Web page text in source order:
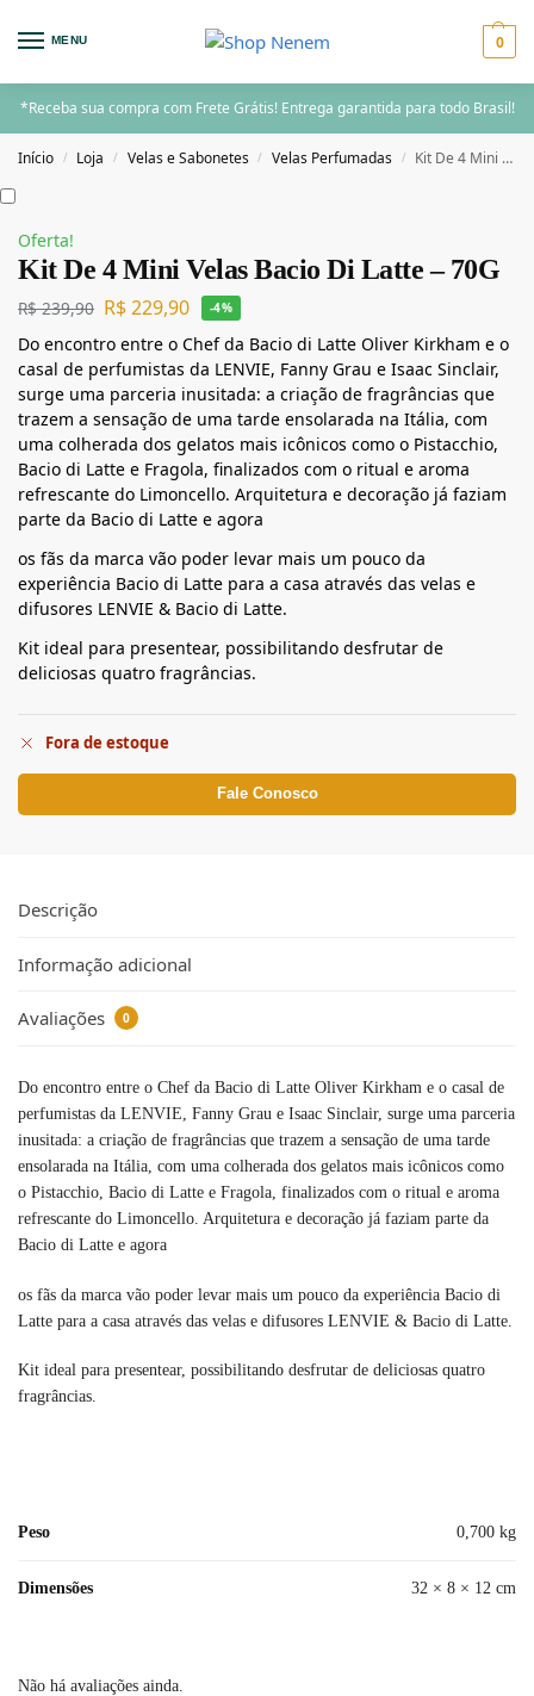
MENU 0
*Receba sua compra com Frete Grátis! Entrega garantida para todo Brasil!
Início / Loja / Velas e Sabonetes / Velas Perfumadas / Kit De 4 Mini Velas Bacio Di Latte – 70G
Oferta!
Kit De 4 Mini Velas Bacio Di Latte – 70G
R$239,90 R$229,90 -4%
Do encontro entre o Chef da Bacio di Latte Oliver Kirkham e o
casal de perfumistas da LENVIE, Fanny Grau e Isaac Sinclair,
surge uma parceria inusitada: a criação de fragrâncias que
trazem a sensação de uma tarde ensolarada na Itália, com
uma colherada dos gelatos mais icônicos como o Pistacchio,
Bacio di Latte e Fragola, finalizados com o ritual e aroma
refrescante do Limoncello. Arquitetura e decoração já faziam
parte da Bacio di Latte e agora
os fãs da marca vão poder levar mais um pouco da
experiência Bacio di Latte para a casa através das velas e
difusores LENVIE & Bacio di Latte.
Kit ideal para presentear, possibilitando desfrutar de
deliciosas quatro fragrâncias.
Fora de estoque
Fale Conosco
Descrição
Informação adicional
Avaliações 0
Do encontro entre o Chef da Bacio di Latte Oliver Kirkham e o casal de
perfumistas da LENVIE, Fanny Grau e Isaac Sinclair, surge uma parceria
inusitada: a criação de fragrâncias que trazem a sensação de uma tarde
ensolarada na Itália, com uma colherada dos gelatos mais icônicos como
o Pistacchio, Bacio di Latte e Fragola, finalizados com o ritual e aroma
refrescante do Limoncello. Arquitetura e decoração já faziam parte da
Bacio di Latte e agora
os fãs da marca vão poder levar mais um pouco da experiência Bacio di
Latte para a casa através das velas e difusores LENVIE & Bacio di Latte.
Kit ideal para presentear, possibilitando desfrutar de deliciosas quatro
fragrâncias.
Peso 0,700 kg
Dimensões 32 × 8 × 12 cm
Não há avaliações ainda.